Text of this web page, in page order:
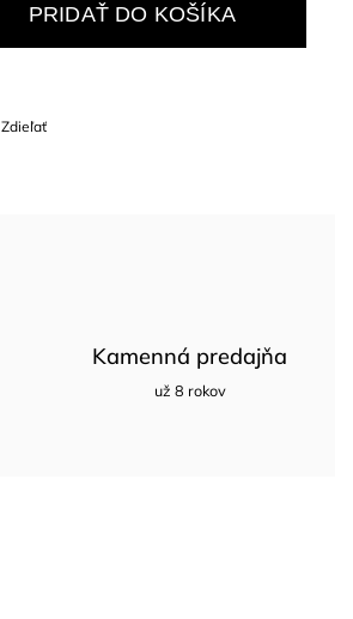
PRIDAŤ DO KOŠÍKA
Zdieľať
Kamenná predajňa
už 8 rokov